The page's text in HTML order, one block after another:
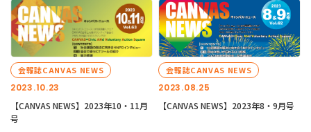
2023.10.23
会報誌CANVAS NEWS
【CANVAS NEWS】2023年10・11月
号
2023.08.25
会報誌CANVAS NEWS
【CANVAS NEWS】2023年8・9月号